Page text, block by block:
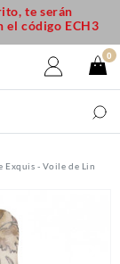
Exquis - Voile de Lin
te serán
el código ECH3
0